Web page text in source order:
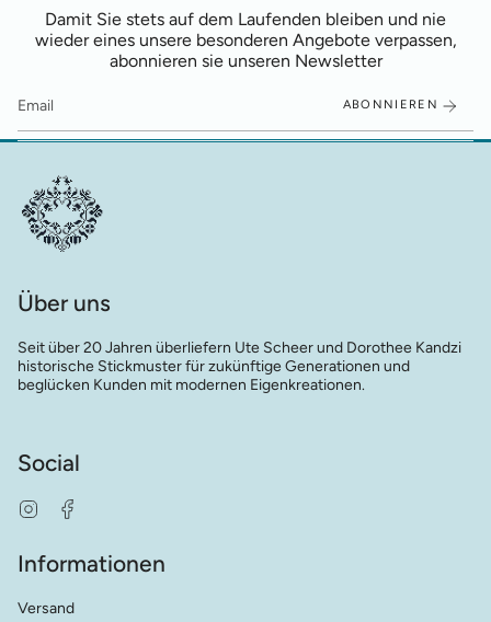
Damit Sie stets auf dem Laufenden bleiben und nie
wieder eines unsere besonderen Angebote verpassen,
abonnieren sie unseren Newsletter
ABONNIEREN
Über uns
Seit über 20 Jahren überliefern Ute Scheer und Dorothee Kandzi
historische Stickmuster für zukünftige Generationen und
beglücken Kunden mit modernen Eigenkreationen.
Social
Instagram
Informationen
Versand